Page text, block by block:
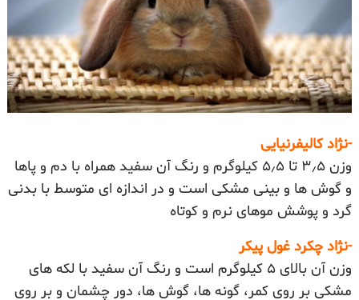
-نژاد کالیفرنیایی
وزن ۳٫۵ تا ۵٫۵ کیلوگرم و رنگ آن سفید همراه با دم و پاها
و گوش ها و بینی مشکی است و در اندازه ای متوسط با بدنی
گرد و پوشش موهای نرم و کوتاه
-نژاد چکرد غول پیکر
وزن آن بالای ۵ کیلوگرم است و رنگ آن سفید با لکه های
مشکی بر روی کمر، گونه ها، گوش ها، دور چشمان و بر روی